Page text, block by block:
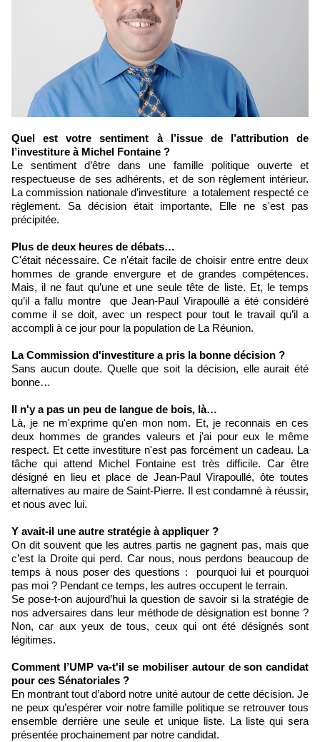
Quel est votre sentiment à l’issue de l’attribution de
l’investiture à Michel Fontaine ?
Le sentiment d’être dans une famille politique ouverte et
respectueuse de ses adhérents, et de son règlement intérieur.
La commission nationale d’investiture a totalement respecté ce
règlement. Sa décision était importante, Elle ne s'est pas
précipitée.
Plus de deux heures de débats…
C'était nécessaire. Ce n'était facile de choisir entre entre deux
hommes de grande envergure et de grandes compétences.
Mais, il ne faut qu’une et une seule tête de liste. Et, le temps
qu’il a fallu montre que Jean-Paul Virapoullé a été considéré
comme il se doit, avec un respect pour tout le travail qu’il a
accompli à ce jour pour la population de La Réunion.
La Commission d'investiture a pris la bonne décision ?
Sans aucun doute. Quelle que soit la décision, elle aurait été
bonne…
Il n'y a pas un peu de langue de bois, là…
Là, je ne m'exprime qu'en mon nom. Et, je reconnais en ces
deux hommes de grandes valeurs et j'ai pour eux le même
respect. Et cette investiture n'est pas forcément un cadeau. La
tâche qui attend Michel Fontaine est très difficile. Car être
désigné en lieu et place de Jean-Paul Virapoullé, ôte toutes
alternatives au maire de Saint-Pierre. Il est condamné à réussir,
et nous avec lui.
Y avait-il une autre stratégie à appliquer ?
On dit souvent que les autres partis ne gagnent pas, mais que
c’est la Droite qui perd. Car nous, nous perdons beaucoup de
temps à nous poser des questions : pourquoi lui et pourquoi
pas moi ? Pendant ce temps, les autres occupent le terrain.
Se pose-t-on aujourd’hui la question de savoir si la stratégie de
nos adversaires dans leur méthode de désignation est bonne ?
Non, car aux yeux de tous, ceux qui ont été désignés sont
légitimes.
Comment l’UMP va-t'il se mobiliser autour de son candidat
pour ces Sénatoriales ?
En montrant tout d’abord notre unité autour de cette décision. Je
ne peux qu’espérer voir notre famille politique se retrouver tous
ensemble derrière une seule et unique liste. La liste qui sera
présentée prochainement par notre candidat.